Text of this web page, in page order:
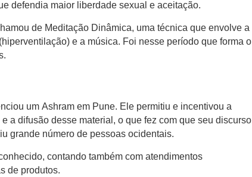
defendia maior liberdade sexual e aceitação.
de Meditação Dinâmica, uma técnica que envolve a
e a música. Foi nesse período que forma o
um Ashram em Pune. Ele permitiu e incentivou a
a difusão desse material, o que fez com que seu discurso
grande número de pessoas ocidentais.
contando também com atendimentos
de produtos.